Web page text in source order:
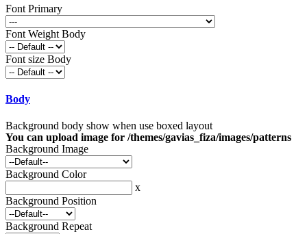
Font Primary
Font Weight Body
Font size Body
Body
Background body show when use boxed layout
You can upload image for /themes/gavias_fiza/images/patterns
Background Image
Background Color
x
Background Position
Background Repeat